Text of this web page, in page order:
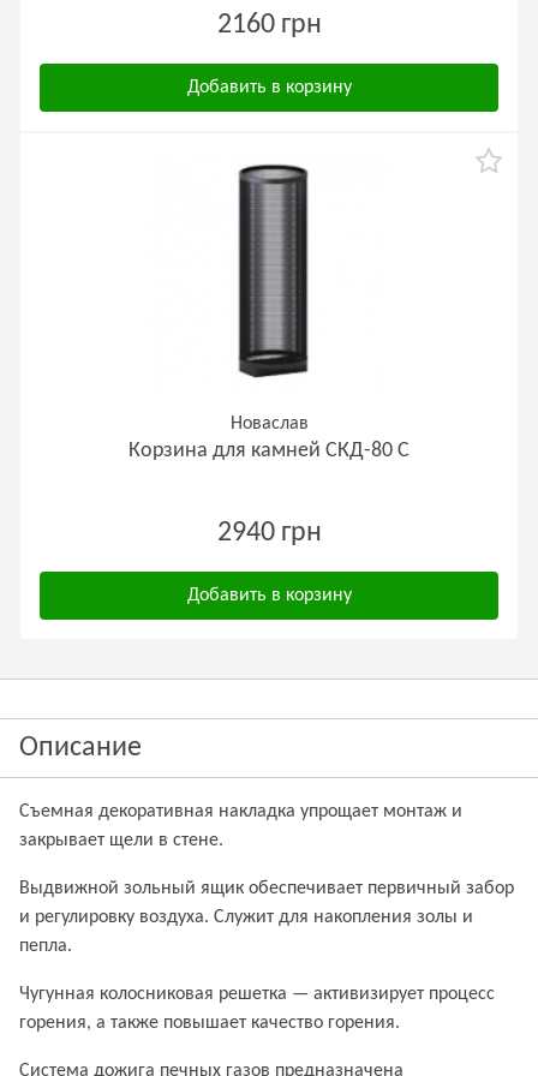
2160 грн
Добавить в корзину
Новаслав
Корзина для камней СКД-80 С
2940 грн
Добавить в корзину
Описание
Съемная декоративная накладка упрощает монтаж и
закрывает щели в стене.
Выдвижной зольный ящик обеспечивает первичный забор
и регулировку воздуха. Служит для накопления золы и
пепла.
Чугунная колосниковая решетка — активизирует процесс
горения, а также повышает качество горения.
Система дожига печных газов предназначена